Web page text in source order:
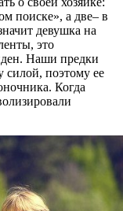
поиске», а две– в
девушка на
это
Наши предки
силой, поэтому ее
Когда